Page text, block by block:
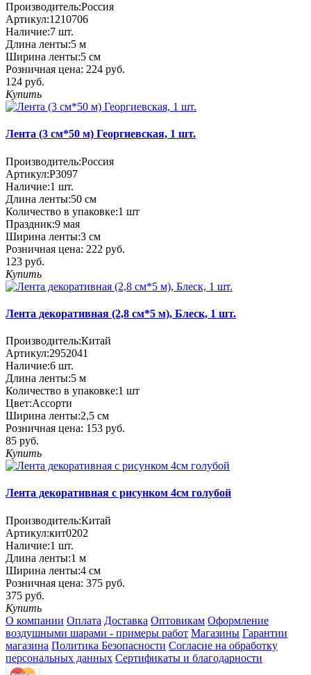
Производитель:Россия
Артикул:1210706
Наличие:7 шт.
Длина ленты:5 м
Ширина ленты:5 см
Розничная цена: 224 руб.
124 руб.
Купить
Лента (3 см*50 м) Георгиевская, 1 шт.
Производитель:Россия
Артикул:P3097
Наличие:1 шт.
Длина ленты:50 см
Количество в упаковке:1 шт
Праздник:9 мая
Ширина ленты:3 см
Розничная цена: 222 руб.
123 руб.
Купить
Лента декоративная (2,8 см*5 м), Блеск, 1 шт.
Производитель:Китай
Артикул:2952041
Наличие:6 шт.
Длина ленты:5 м
Количество в упаковке:1 шт
Цвет:Ассорти
Ширина ленты:2,5 см
Розничная цена: 153 руб.
85 руб.
Купить
Лента декоративная с рисунком 4см голубой
Производитель:Китай
Артикул:кит0202
Наличие:1 шт.
Длина ленты:1 м
Ширина ленты:4 см
Розничная цена: 375 руб.
375 руб.
Купить
О компании Оплата Доставка Оптовикам Оформление
воздушными шарами - примеры работ Магазины Гарантии
магазина Политика Безопасности Согласие на обработку
персональных данных Сертификаты и благодарности